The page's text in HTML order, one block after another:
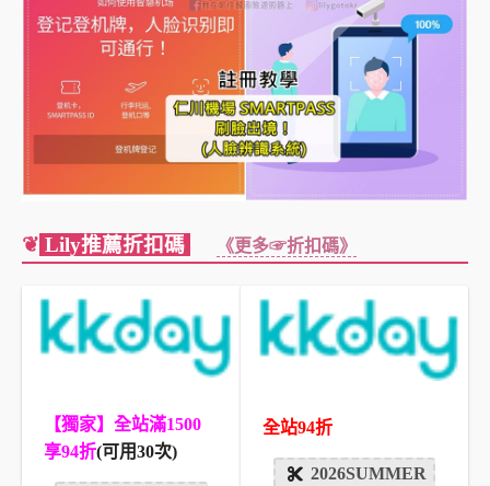
❦ Lily推薦折扣碼 《更多☞折扣碼》
【獨家】全站滿1500
享94折(可用30次)
全站94折
2026SUMMER